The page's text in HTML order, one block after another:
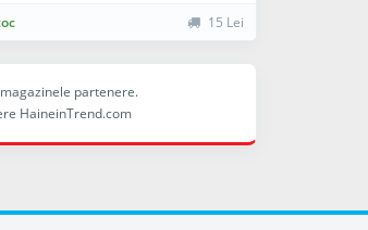
15 Lei
partenere.
HaineinTrend.com